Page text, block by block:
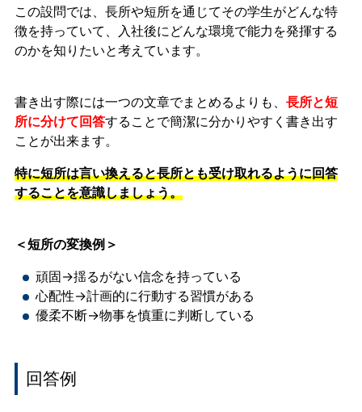
この設問では、長所や短所を通じてその学生がどんな特
徴を持っていて、入社後にどんな環境で能力を発揮する
のかを知りたいと考えています。
書き出す際には一つの文章でまとめるよりも、 長所と短
所に分けて回答することで簡潔に分かりやすく書き出す
ことが出来ます。
特に短所は言い換えると長所とも受け取れるように回答
することを意識しましょう。
＜短所の変換例＞
頑固→揺るがない信念を持っている
心配性→計画的に行動する習慣がある
優柔不断→物事を慎重に判断している
回答例